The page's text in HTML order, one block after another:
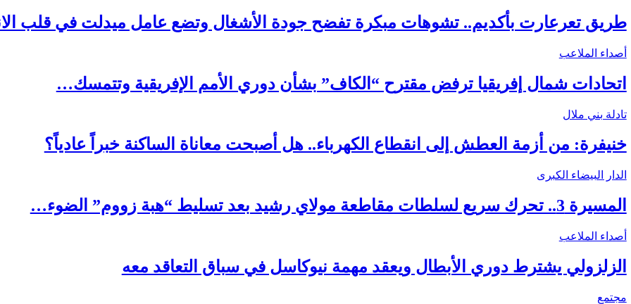
طريق تعرعارت بأكديم.. تشوهات مبكرة تفضح جودة الأشغال وتضع عامل ميدلت في قلب
أصداء الملاعب
اتحادات شمال إفريقيا ترفض مقترح “الكاف” بشأن دوري الأمم الإفريقية وتتمسك…
تادلة بني ملال
خنيفرة: من أزمة العطش إلى انقطاع الكهرباء.. هل أصبحت معاناة الساكنة خبراً عادياً؟
الدار البيضاء الكبرى
المسيرة 3.. تحرك سريع لسلطات مقاطعة مولاي رشيد بعد تسليط “هبة زووم” الضوء…
أصداء الملاعب
الزلزولي يشترط دوري الأبطال ويعقد مهمة نيوكاسل في سباق التعاقد معه
مجتمع